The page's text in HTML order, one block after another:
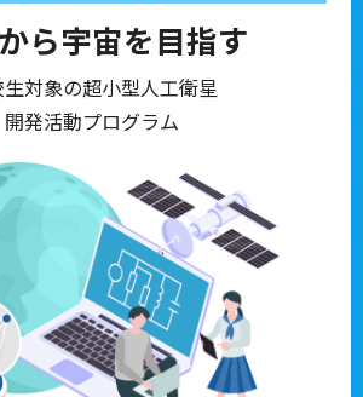
ら宇宙を目指す
対象の超小型人工衛星
開発活動プログラム